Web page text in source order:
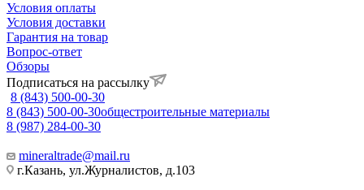
Условия оплаты
Условия доставки
Гарантия на товар
Вопрос-ответ
Обзоры
Подписаться на рассылку
8 (843) 500-00-30
8 (843) 500-00-30общестроительные материалы
8 (987) 284-00-30
mineraltrade@mail.ru
г.Казань, ул.Журналистов, д.103